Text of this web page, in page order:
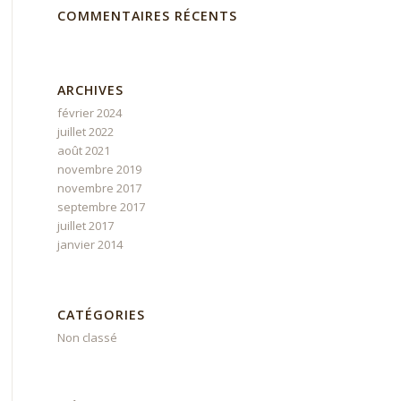
COMMENTAIRES RÉCENTS
ARCHIVES
février 2024
juillet 2022
août 2021
novembre 2019
novembre 2017
septembre 2017
juillet 2017
janvier 2014
CATÉGORIES
Non classé